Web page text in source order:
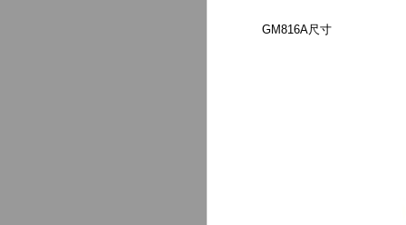
GM816A尺寸